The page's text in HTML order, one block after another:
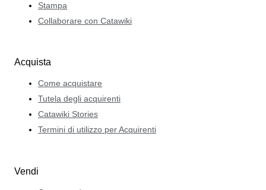
Stampa
Collaborare con Catawiki
Acquista
Come acquistare
Tutela degli acquirenti
Catawiki Stories
Termini di utilizzo per Acquirenti
Vendi